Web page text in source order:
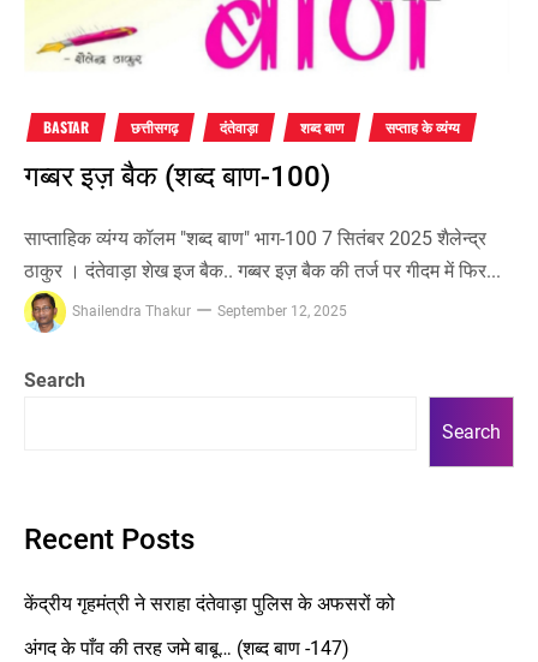
BASTAR छत्तीसगढ़ दंतेवाड़ा शब्द बाण सप्ताह के व्यंग्य
गब्बर इज़ बैक (शब्द बाण-100)
साप्ताहिक व्यंग्य कॉलम "शब्द बाण" भाग-100 7 सितंबर 2025 शैलेन्द्र
ठाकुर । दंतेवाड़ा शेख इज बैक.. गब्बर इज़ बैक की तर्ज पर गीदम में फिर...
Shailendra Thakur September 12, 2025
Search
Search
Recent Posts
केंद्रीय गृहमंत्री ने सराहा दंतेवाड़ा पुलिस के अफसरों को
अंगद के पाँव की तरह जमे बाबू… (शब्द बाण -147)